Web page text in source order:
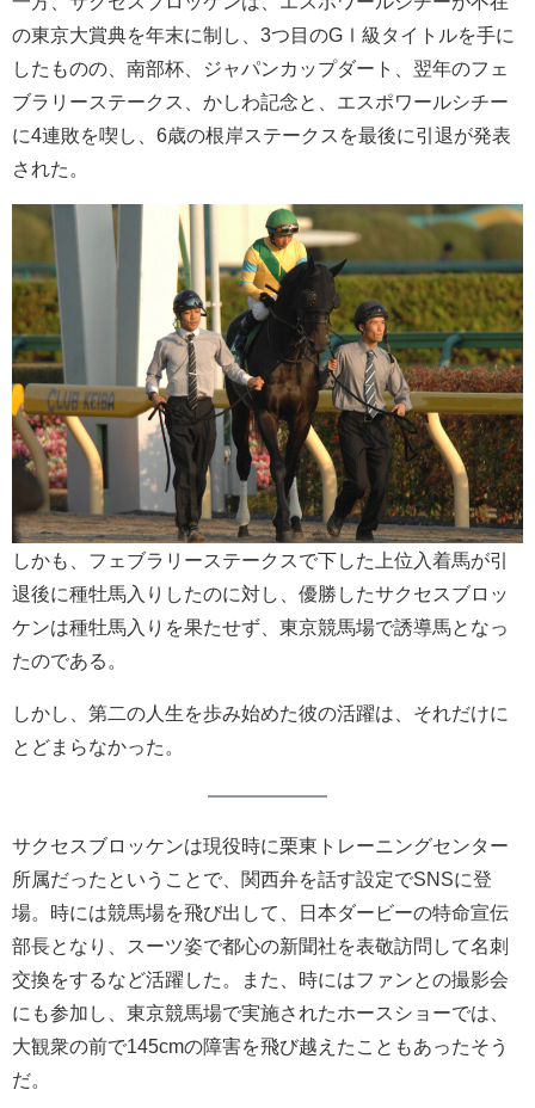
の東京大賞典を年末に制し、3つ目のGⅠ級タイトルを手に
したものの、南部杯、ジャパンカップダート、翌年のフェ
ブラリーステークス、かしわ記念と、エスポワールシチー
に4連敗を喫し、6歳の根岸ステークスを最後に引退が発表
された。
しかも、フェブラリーステークスで下した上位入着馬が引
退後に種牡馬入りしたのに対し、優勝したサクセスブロッ
ケンは種牡馬入りを果たせず、東京競馬場で誘導馬となっ
たのである。
しかし、第二の人生を歩み始めた彼の活躍は、それだけに
とどまらなかった。
サクセスブロッケンは現役時に栗東トレーニングセンター
所属だったということで、関西弁を話す設定でSNSに登
場。時には競馬場を飛び出して、日本ダービーの特命宣伝
部長となり、スーツ姿で都心の新聞社を表敬訪問して名刺
交換をするなど活躍した。また、時にはファンとの撮影会
にも参加し、東京競馬場で実施されたホースショーでは、
大観衆の前で145cmの障害を飛び越えたこともあったそう
だ。